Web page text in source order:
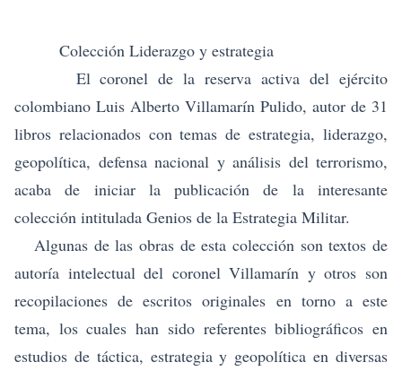
Colección Liderazgo y estrategia
El coronel de la reserva activa del ejército
colombiano Luis Alberto Villamarín Pulido, autor de 31
libros relacionados con temas de estrategia, liderazgo,
geopolítica, defensa nacional y análisis del terrorismo,
acaba de iniciar la publicación de la interesante
colección intitulada Genios de la Estrategia Militar.
Algunas de las obras de esta colección son textos de
autoría intelectual del coronel Villamarín y otros son
recopilaciones de escritos originales en torno a este
tema, los cuales han sido referentes bibliográficos en
estudios de táctica, estrategia y geopolítica en diversas